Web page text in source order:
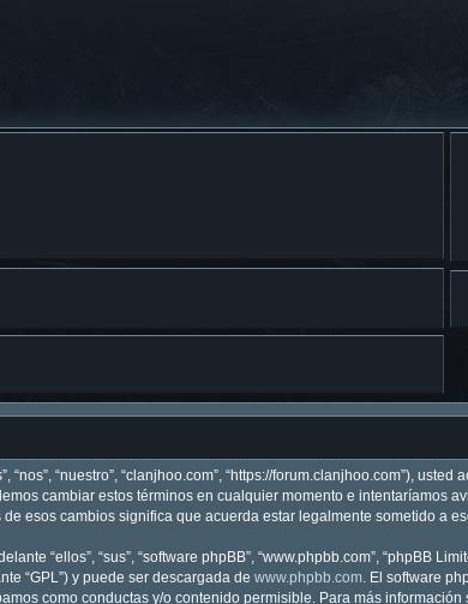
“nos”, “nuestro”, “clanjhoo.com”, “https://forum.clanjhoo.com”),
cambiar estos términos en cualquier momento e intentaríamos
esos cambios significa que acuerda estar legalmente sometido a
“ellos”, “sus”, “software phpBB”, “www.phpbb.com”, “phpBB
“GPL”) y puede ser descargada de www.phpbb.com. El software
como conductas y/o contenido permisible. Para más información